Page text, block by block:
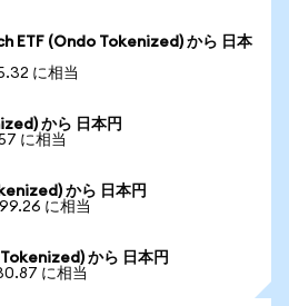
ETF (Ondo Tokenized) から 日本
に相当
から 日本円
に相当
から 日本円
に相当
から 日本円
に相当